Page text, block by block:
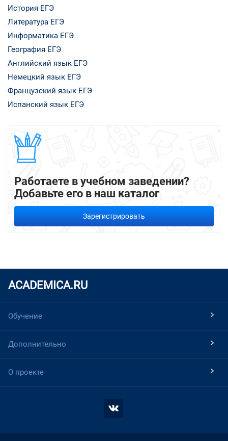
История ЕГЭ
Литература ЕГЭ
Информатика ЕГЭ
География ЕГЭ
Английский язык ЕГЭ
Немецкий язык ЕГЭ
Французский язык ЕГЭ
Испанский язык ЕГЭ
Работаете в учебном заведении?
Добавьте его в наш каталог
Зарегистрировать
ACADEMICA.RU
Обучение
Дополнительно
О проекте